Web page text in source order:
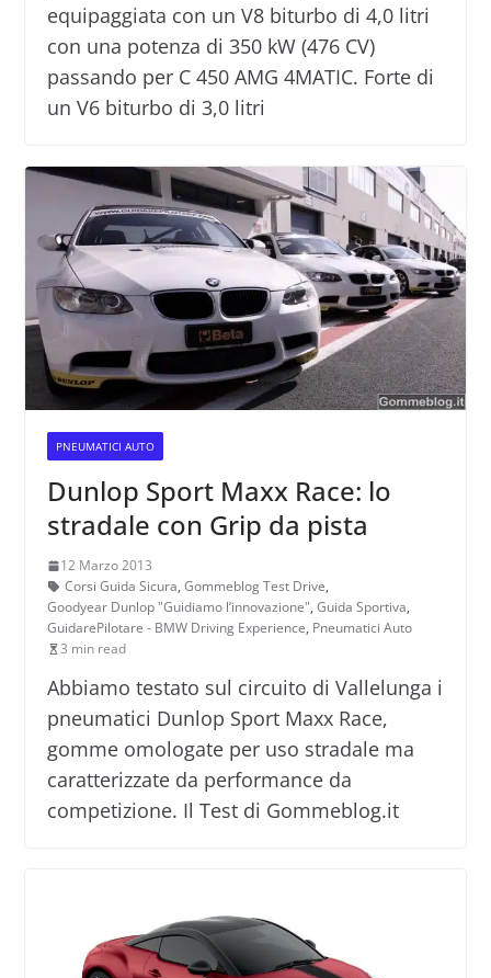
equipaggiata con un V8 biturbo di 4,0 litri
con una potenza di 350 kW (476 CV)
passando per C 450 AMG 4MATIC. Forte di
un V6 biturbo di 3,0 litri
PNEUMATICI AUTO
Dunlop Sport Maxx Race: lo
stradale con Grip da pista
12 Marzo 2013
Corsi Guida Sicura, Gommeblog Test Drive,
Goodyear Dunlop "Guidiamo l’innovazione", Guida Sportiva,
GuidarePilotare - BMW Driving Experience, Pneumatici Auto
3 min read
Abbiamo testato sul circuito di Vallelunga i
pneumatici Dunlop Sport Maxx Race,
gomme omologate per uso stradale ma
caratterizzate da performance da
competizione. Il Test di Gommeblog.it